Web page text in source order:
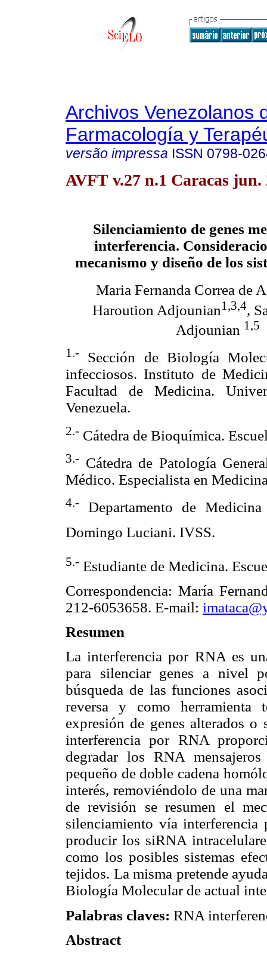
Archivos Venezolanos
Farmacología y
versão impressa ISSN 0798-
AVFT v.27 n.1 Caracas jun.
Silenciamiento de genes
interferencia.
mecanismo y diseño de los
Maria Fernanda Correa de
Haroution Adjounian1,3,4,
Adjounian 1,5
1.-
Sección de Biología
infecciosos. Instituto de
Facultad de Medicina.
Venezuela.
2.- Cátedra de Bioquímica.
3.- Cátedra de Patología
Médico. Especialista en
4.-
Departamento de
Domingo Luciani. IVSS.
5.- Estudiante de Medicina.
Correspondencia: María
212-6053658. E-mail:
Resumen
La interferencia por RNA es
para silenciar genes a nivel
búsqueda de las funciones
reversa y como herramienta
expresión de genes alterados o
interferencia por RNA
degradar los RNA
pequeño de doble cadena
interés, removiéndolo de una
de revisión se resumen el
silenciamiento vía
producir los siRNA
como los posibles sistemas
tejidos. La misma pretende
Biología Molecular de actual
Palabras claves: RNA
Abstract